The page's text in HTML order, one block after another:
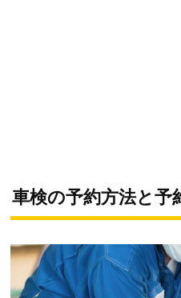
車検の予約方法と予